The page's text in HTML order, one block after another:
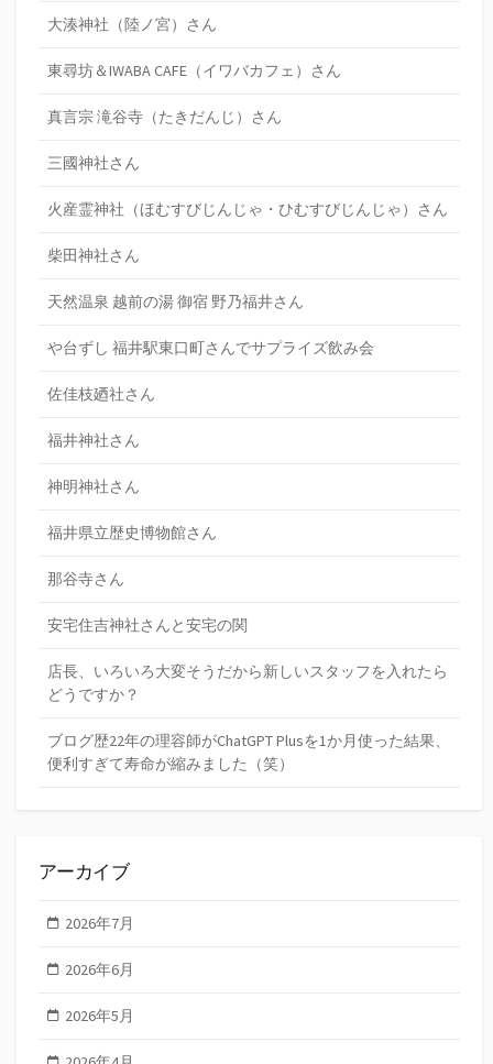
大湊神社（陸ノ宮）さん
東尋坊＆IWABA CAFE（イワバカフェ）さん
真言宗 滝谷寺（たきだんじ）さん
三國神社さん
火産霊神社（ほむすびじんじゃ・ひむすびじんじゃ）さん
柴田神社さん
天然温泉 越前の湯 御宿 野乃福井さん
や台ずし 福井駅東口町さんでサプライズ飲み会
佐佳枝廼社さん
福井神社さん
神明神社さん
福井県立歴史博物館さん
那谷寺さん
安宅住吉神社さんと安宅の関
店長、いろいろ大変そうだから新しいスタッフを入れたら
どうですか？
ブログ歴22年の理容師がChatGPT Plusを1か月使った結果、
便利すぎて寿命が縮みました（笑）
アーカイブ
2026年7月
2026年6月
2026年5月